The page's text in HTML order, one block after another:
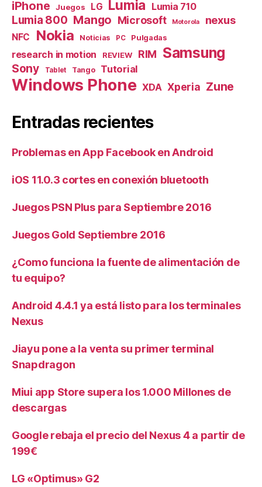
iPhone Juegos LG Lumia Lumia 710
Lumia 800 Mango Microsoft Motorola nexus
NFC Nokia Noticias PC Pulgadas
research in motion REVIEW RIM Samsung
Sony Tablet Tango Tutorial
Windows Phone XDA Xperia Zune
Entradas recientes
Problemas en App Facebook en Android
iOS 11.0.3 cortes en conexión bluetooth
Juegos PSN Plus para Septiembre 2016
Juegos Gold Septiembre 2016
¿Como funciona la fuente de alimentación de
tu equipo?
Android 4.4.1 ya está listo para los terminales
Nexus
Jiayu pone a la venta su primer terminal
Snapdragon
Miui app Store supera los 1.000 Millones de
descargas
Google rebaja el precio del Nexus 4 a partir de
199€
LG «Optimus» G2